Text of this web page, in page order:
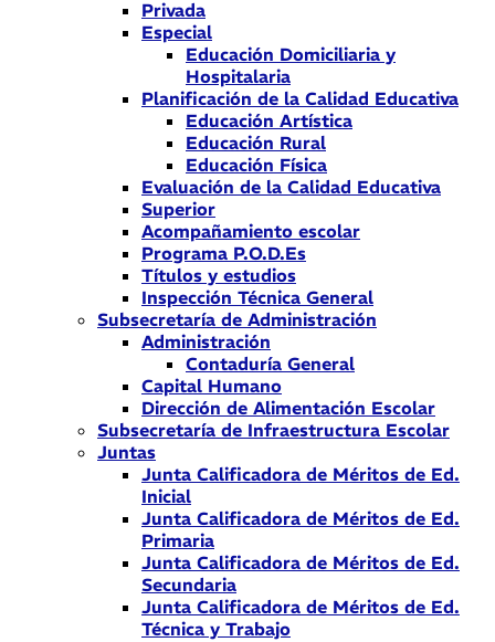
Privada
Especial
Educación Domiciliaria y
Hospitalaria
Planificación de la Calidad Educativa
Educación Artística
Educación Rural
Educación Física
Evaluación de la Calidad Educativa
Superior
Acompañamiento escolar
Programa P.O.D.Es
Títulos y estudios
Inspección Técnica General
Subsecretaría de Administración
Administración
Contaduría General
Capital Humano
Dirección de Alimentación Escolar
Subsecretaría de Infraestructura Escolar
Juntas
Junta Calificadora de Méritos de Ed.
Inicial
Junta Calificadora de Méritos de Ed.
Primaria
Junta Calificadora de Méritos de Ed.
Secundaria
Junta Calificadora de Méritos de Ed.
Técnica y Trabajo